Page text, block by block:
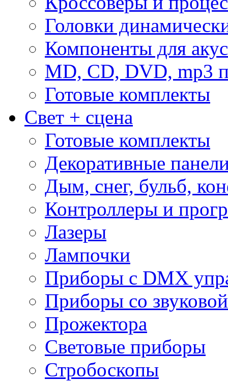
Головки
Компоненты для
MD, CD, DVD, mp3
Готовые комплекты
Свет + сцена
Готовые комплекты
Декоративные
Дым, снег, бульб,
Контроллеры и
Лазеры
Лампочки
Приборы с DMX
Приборы со
Прожектора
Световые приборы
Стробоскопы